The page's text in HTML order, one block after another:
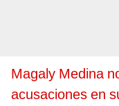
Magaly Medina
acusaciones en